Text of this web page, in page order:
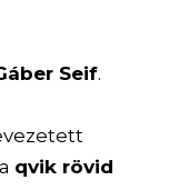
Seif.
qvik rövid